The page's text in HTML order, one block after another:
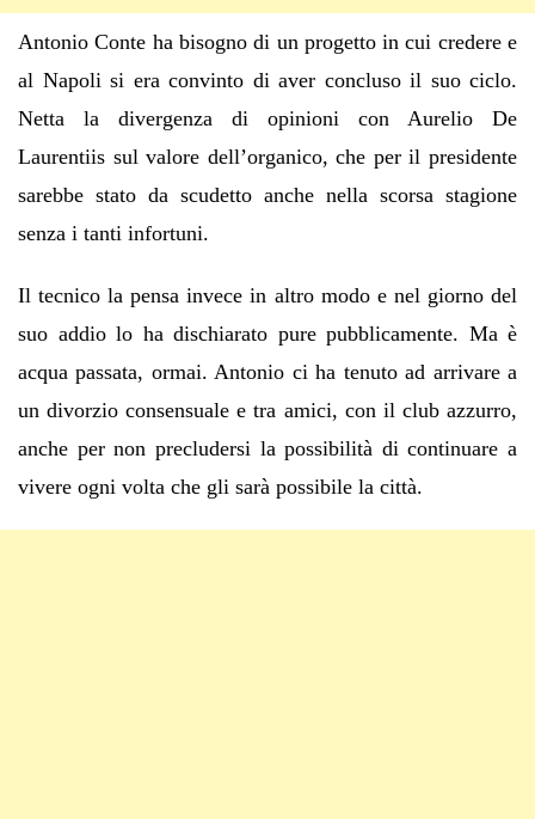
Antonio Conte ha bisogno di un progetto in cui credere e
al Napoli si era convinto di aver concluso il suo ciclo.
Netta la divergenza di opinioni con Aurelio De
Laurentiis sul valore dell’organico, che per il presidente
sarebbe stato da scudetto anche nella scorsa stagione
senza i tanti infortuni.
Il tecnico la pensa invece in altro modo e nel giorno del
suo addio lo ha dischiarato pure pubblicamente. Ma è
acqua passata, ormai. Antonio ci ha tenuto ad arrivare a
un divorzio consensuale e tra amici, con il club azzurro,
anche per non precludersi la possibilità di continuare a
vivere ogni volta che gli sarà possibile la città.